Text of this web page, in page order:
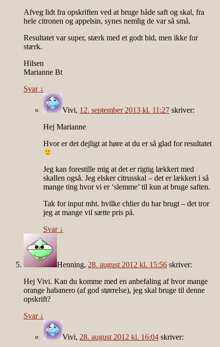
Afveg lidt fra opskriften ved at bruge både saft og skal, fra
hele citronen og appelsin, synes nemlig de var så små.
Resultatet var super, stærk med et godt bid, men ikke for
stærk.
Hilsen
Marianne Bt
Svar ↓
Vivi, 12. september 2013 kl. 11:27 skriver:
Hej Marianne
Hvor er det dejligt at høre at du er så glad for resultatet
Jeg kan forestille mig at det er rigtig lækkert med
skallen også. Jeg elsker citrusskal – det er lækkert i så
mange ting hvor vi er ‘slemme’ til kun at bruge saften.
Tak for input mht. hvilke chlier du har brugt – det tror
jeg at mange vil sætte pris på.
Svar ↓
Henning, 28. august 2012 kl. 15:56 skriver:
Hej Vivi. Kan du komme med en anbefaling af hvor mange
orange habanero (af god størrelse), jeg skal bruge til denne
opskrift?
Svar ↓
Vivi, 28. august 2012 kl. 16:04 skriver: